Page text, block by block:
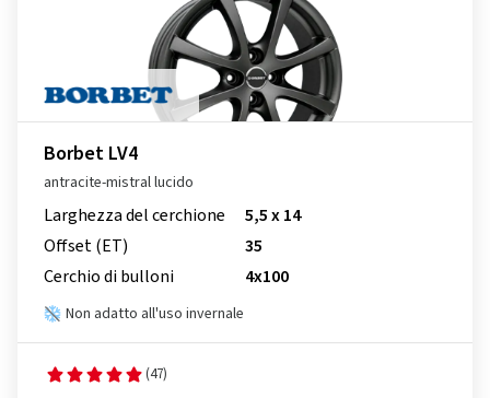
Borbet LV4
antracite-mistral lucido
Larghezza del cerchione
5,5 x 14
Offset (ET)
35
Cerchio di bulloni
4x100
Non adatto all'uso invernale
(47)